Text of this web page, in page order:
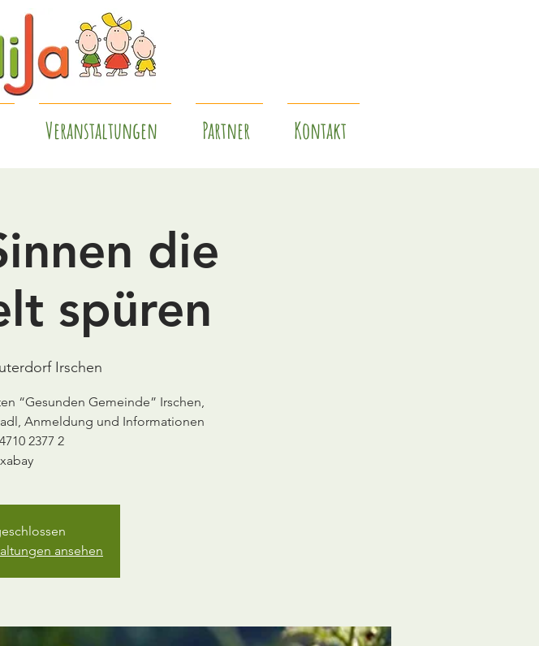
Veranstaltungen Partner Kontakt
die
spüren
Irschen
“Gesunden Gemeinde” Irschen,
Anmeldung und Informationen
2377 2
ansehen